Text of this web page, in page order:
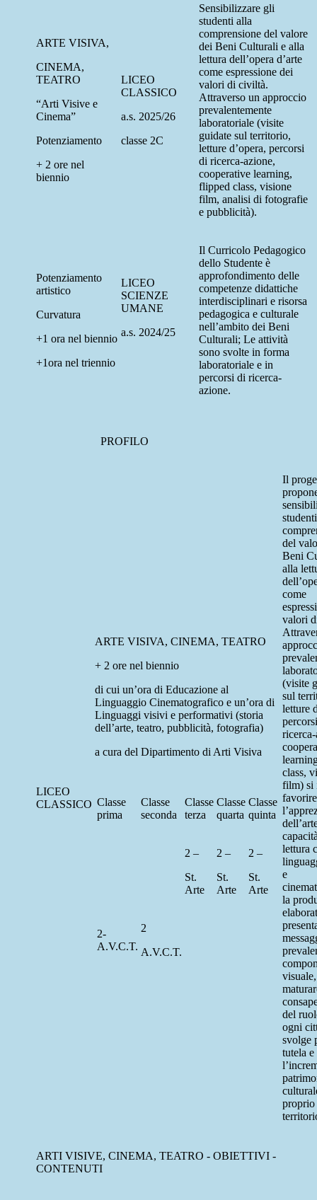
ARTE VISIVA,
CINEMA,
TEATRO
“Arti Visive e
Cinema”
Potenziamento
+ 2 ore nel
biennio
LICEO
CLASSICO
a.s. 2025/26
classe 2C
Sensibilizzare gli
studenti alla
comprensione del valore
dei Beni Culturali e alla
lettura dell’opera d’arte
come espressione dei
valori di civiltà.
Attraverso un approccio
prevalentemente
laboratoriale (visite
guidate sul territorio,
letture d’opera, percorsi
di ricerca-azione,
cooperative learning,
flipped class, visione
film, analisi di fotografie
e pubblicità).
Potenziamento
artistico
Curvatura
+1 ora nel biennio
+1ora nel triennio
LICEO
SCIENZE
UMANE
a.s. 2024/25
Il Curricolo Pedagogico
dello Studente è
approfondimento delle
competenze didattiche
interdisciplinari e risorsa
pedagogica e culturale
nell’ambito dei Beni
Culturali; Le attività
sono svolte in forma
laboratoriale e in
percorsi di ricerca-
azione.
PROFILO
LICEO
CLASSICO
ARTE VISIVA, CINEMA, TEATRO
+ 2 ore nel biennio
di cui un’ora di Educazione al
Linguaggio Cinematografico e un’ora di
Linguaggi visivi e performativi (storia
dell’arte, teatro, pubblicità, fotografia)
a cura del Dipartimento di Arti Visiva
Classe
prima
Classe
seconda
Classe
terza
Classe
quarta
Classe
quinta
2 –
St.
Arte
2 –
St.
Arte
2 –
St.
Arte
2-
A.V.C.T.
2
A.V.C.T.
Il
del
Beni
alla
come
valori
(visite
sul
letture
class,
film) si
favorire
lettura
e
la
del
ogni
svolge
tutela e
proprio
ARTI VISIVE, CINEMA, TEATRO - OBIETTIVI -
CONTENUTI